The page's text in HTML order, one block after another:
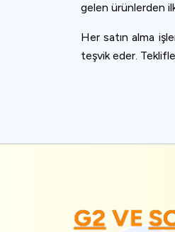
gelen ürünlerden
Her satın alma
teşvik eder.
G2VE